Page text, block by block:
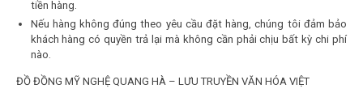
tiền hàng.
Nếu hàng không đúng theo yêu cầu đặt hàng, chúng tôi đảm bảo
khách hàng có quyền trả lại mà không cần phải chịu bất kỳ chi phí
nào.
ĐỒ ĐỒNG MỸ NGHỆ QUANG HÀ – LƯU TRUYỀN VĂN HÓA VIỆT